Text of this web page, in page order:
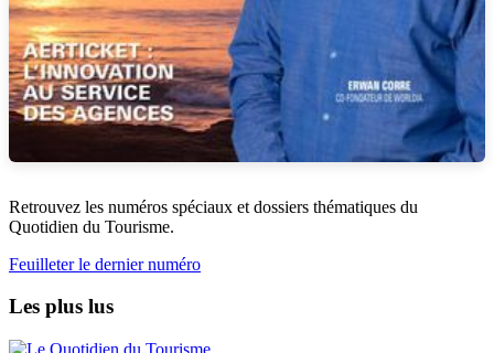
Retrouvez les numéros spéciaux et dossiers thématiques du
Quotidien du Tourisme.
Feuilleter le dernier numéro
Les plus lus